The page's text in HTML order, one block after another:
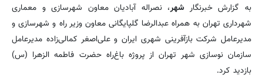
به گزارش خبرنگار شهر، نصراله آبادیان معاون شهرسازی و معماری
شهرداری تهران به همراه عبدالرضا گلپایگانی معاون وزیر راه و شهرسازی و
مدیرعامل شرکت بازآفرینی شهری ایران و علی‌اصغر کمالی‌زاده مدیرعامل
سازمان نوسازی شهر تهران از پروژه باغ‌راه حضرت فاطمه الزهرا (س)
بازدید کرد.